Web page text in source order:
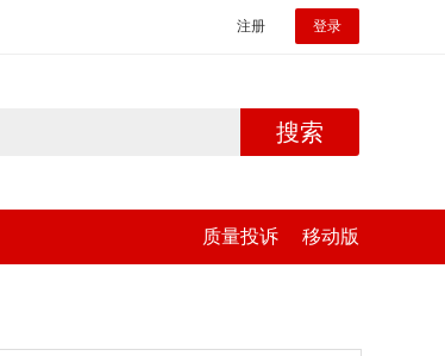
注册 登录
搜索
质量投诉 移动版